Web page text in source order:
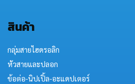
สินค้า
กลุ่มสายไฮดรอลิก
หัวสายและปลอก
ข้อต่อ-นิปเปิ้ล-อะแดปเตอร์